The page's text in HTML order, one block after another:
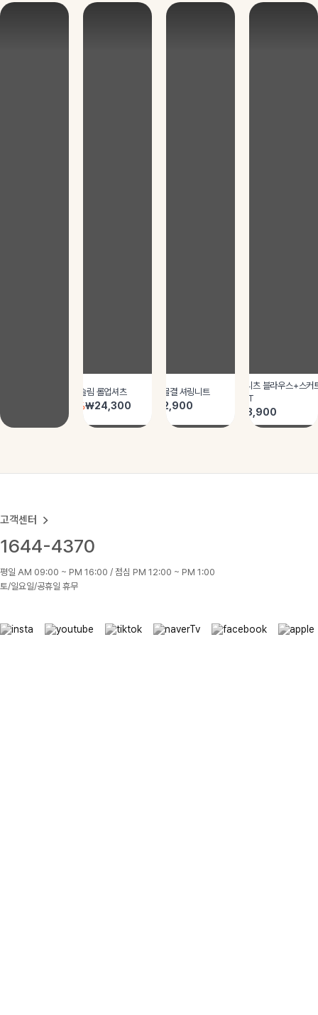
고객센터
1644-4370
평일 AM 09:00 ~ PM 16:00 / 점심 PM 12:00 ~ PM 1:00
토/일요일/공휴일 휴무